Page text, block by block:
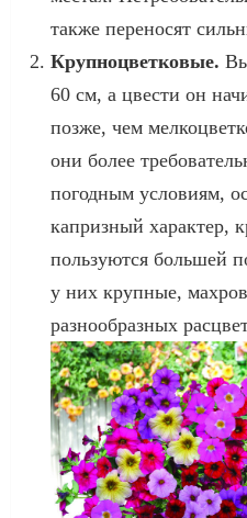
также переносят
Крупноцветковые.
60 см, а цвести он
позже, чем
они более
погодным условиям,
капризный характер,
пользуются большей
у них крупные,
разнообразных